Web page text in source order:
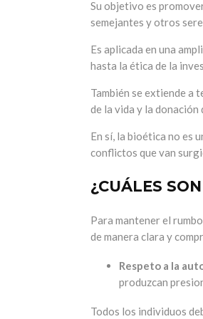
Su objetivo es
semejantes y otros
Es aplicada en una
hasta la ética de la
También se extiende a
de la vida y la donación
En sí, la bioética no es
conflictos que van
¿CUÁLES
Para mantener el
de manera clara y
Respeto a la
produzcan
Todos los individuos